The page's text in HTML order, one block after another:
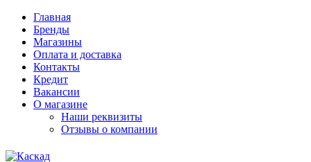
Главная
Бренды
Магазины
Оплата и доставка
Контакты
Кредит
Вакансии
О магазине
Наши реквизиты
Отзывы о компании